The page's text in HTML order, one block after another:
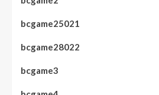
bcgame25021
bcgame28022
bcgame3